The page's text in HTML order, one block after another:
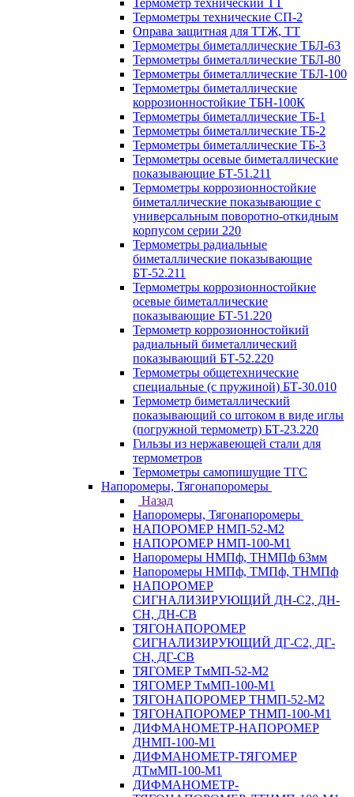
Термометр технический ТТ
Термометры технические СП-2
Оправа защитная для ТТЖ, ТТ
Термометры биметаллические ТБЛ-63
Термометры биметаллические ТБЛ-80
Термометры биметаллические ТБЛ-100
Термометры биметаллические
коррозионностойкие ТБН-100К
Термометры биметаллические ТБ-1
Термометры биметаллические ТБ-2
Термометры биметаллические ТБ-3
Термометры осевые биметаллические
показывающие БТ-51.211
Термометры коррозионностойкие
биметаллические показывающие с
универсальным поворотно-откидным
корпусом серии 220
Термометры радиальные
биметаллические показывающие
БТ-52.211
Термометры коррозионностойкие
осевые биметаллические
показывающие БТ-51.220
Термометр коррозионностойкий
радиальный биметаллический
показывающий БТ-52.220
Термометры общетехнические
специальные (с пружиной) БТ-30.010
Термометр биметаллический
показывающий со штоком в виде иглы
(погружной термометр) БТ-23.220
Гильзы из нержавеющей стали для
термометров
Термометры самопишущие ТГС
Напоромеры, Тягонапоромеры
Назад
Напоромеры, Тягонапоромеры
НАПОРОМЕР НМП-52-М2
НАПОРОМЕР НМП-100-М1
Напоромеры НМПф, ТНМПф 63мм
Напоромеры НМПф, ТМПф, ТНМПф
НАПОРОМЕР
СИГНАЛИЗИРУЮЩИЙ ДН-С2, ДН-
СН, ДН-СВ
ТЯГОНАПОРОМЕР
СИГНАЛИЗИРУЮЩИЙ ДГ-С2, ДГ-
СН, ДГ-СВ
ТЯГОМЕР ТмМП-52-М2
ТЯГОМЕР ТмМП-100-М1
ТЯГОНАПОРОМЕР ТНМП-52-М2
ТЯГОНАПОРОМЕР ТНМП-100-М1
ДИФМАНОМЕТР-НАПОРОМЕР
ДНМП-100-М1
ДИФМАНОМЕТР-ТЯГОМЕР
ДТмМП-100-М1
ДИФМАНОМЕТР-